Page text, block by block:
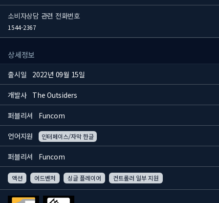
소비자상담 관련 전화번호
1544-2367
상세정보
출시일 2022년 09월 15일
개발사 The Outsiders
퍼블리셔 Funcom
언어지원 인터페이스/자막 한글
퍼블리셔 Funcom
액션 어드벤처 싱글 플레이어 컨트롤러 일부 지원